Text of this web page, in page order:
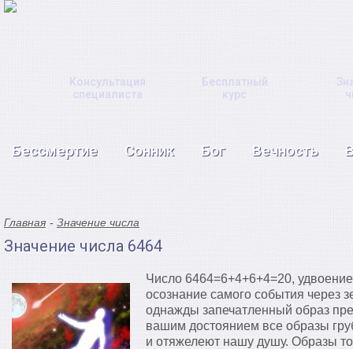
Консультация
специалиста
Бесплатный
курс
Бессмертие Сонник Бог Вечность
Главная Значение числа
Значение числа 6464
Число 6464=6+4+6+4=20,
осознание самого события
однажды запечатленный образ
вашим достоянием все образы
и отяжелеют нашу душу. Образы